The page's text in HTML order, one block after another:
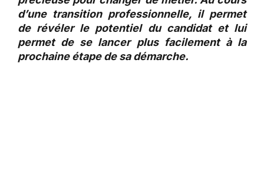
d’une transition professionnelle, il permet
de révéler le potentiel du candidat et lui
permet de se lancer plus facilement à la
prochaine étape de sa démarche.